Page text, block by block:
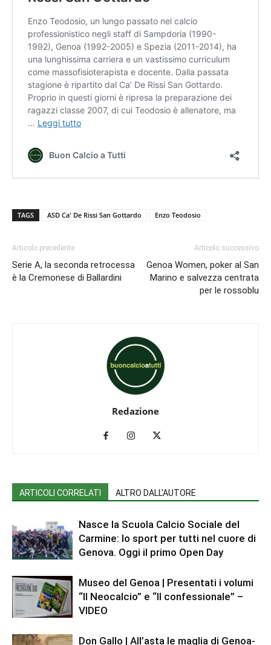
TAGS ASD Ca' De Rissi San Gottardo Enzo Teodosio
Articolo precedente
Serie A, la seconda retrocessa
è la Cremonese di Ballardini
Articolo successivo
Genoa Women, poker al San
Marino e salvezza centrata
per le rossoblu
Redazione
ARTICOLI CORRELATI ALTRO DALL'AUTORE
Nasce la Scuola Calcio Sociale del
Carmine: lo sport per tutti nel cuore di
Genova. Oggi il primo Open Day
Museo del Genoa | Presentati i volumi
“Il Neocalcio” e “Il confessionale” –
VIDEO
Don Gallo | All’asta le maglia di Genoa-